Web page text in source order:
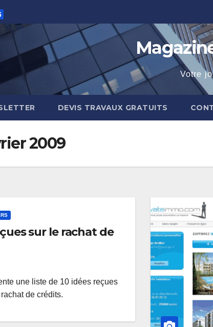
Votre
DEVIS TRAVAUX GRATUITS
2009
sur le rachat de
une liste de 10 idées reçues
de crédits.